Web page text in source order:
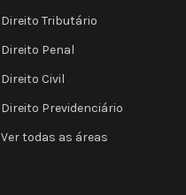
Direito Tributário
Direito Penal
Direito Civil
Direito Previdenciário
Ver todas as áreas